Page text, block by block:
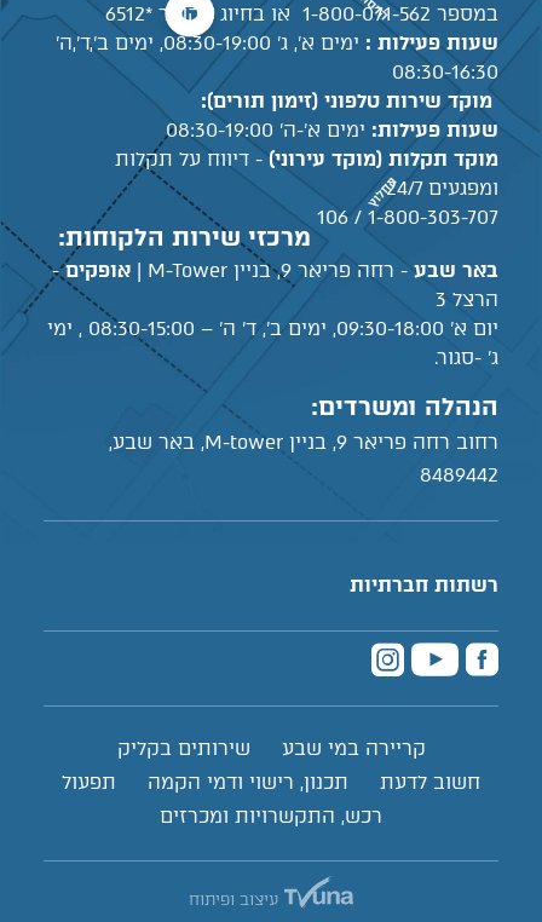
במספר 1-800-071-562 או בחיוג מקוצר *6512
שעות פעילות :
ימים א', ג' 08:30-19:00, ימים ב',ד',ה'
08:30-16:30
מוקד שירות טלפוני (זימון תורים):
שעות פעילות: ימים א'-ה' 08:30-19:00
מוקד תקלות (מוקד עירוני)- דיווח על תקלות
ומפגעים 24/7
1-800-303-707 / 106
מרכזי שירות הלקוחות:
באר שבע - רחה פריאר 9, בניין M-Tower | אופקים-
הרצל 3
יום א' 09:30-18:00, ימים ב', ד' ה' – 08:30-15:00 , ימי
ג' -סגור.
הנהלה ומשרדים:
רחוב רחה פריאר 9, בניין M-tower, באר שבע,
8489442
רשתות חברתיות
קריירה במי שבע
שירותים בקליק
חשוב לדעת
תכנון, רישוי ודמי הקמה
תפעול
רכש, התקשרויות ומכרזים
עיצוב ופיתוח